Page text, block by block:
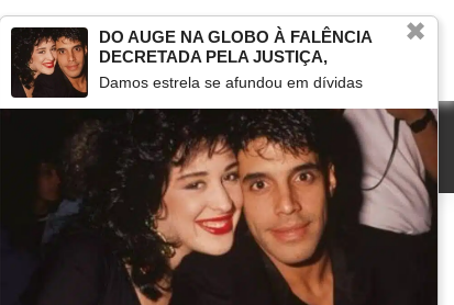
QUE FIM LEVOU MARCOU NA TV HERANÇAS
✖
DO AUGE NA GLOBO À FALÊNCIA
DECRETADA PELA JUSTIÇA,
Damos estrela se afundou em dívidas